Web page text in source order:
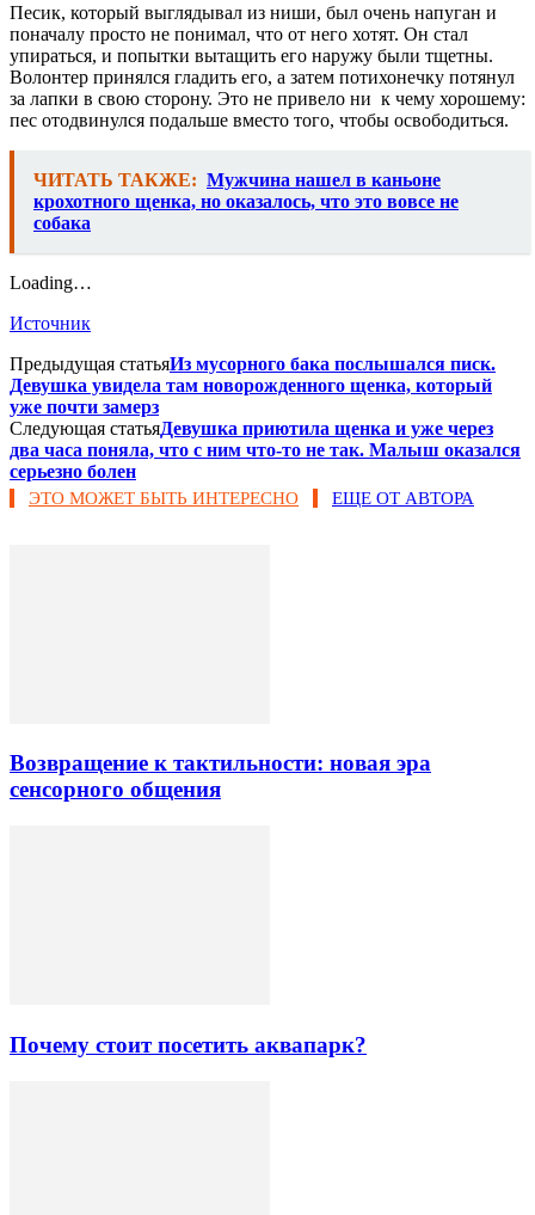
Песик, который выглядывал из ниши, был очень напуган и
поначалу просто не понимал, что от него хотят. Он стал
упираться, и попытки вытащить его наружу были тщетны.
Волонтер принялся гладить его, а затем потихонечку потянул
за лапки в свою сторону. Это не привело ни к чему хорошему:
пес отодвинулся подальше вместо того, чтобы освободиться.
ЧИТАТЬ ТАКЖЕ: Мужчина нашел в каньоне
крохотного щенка, но оказалось, что это вовсе не
собака
Loading…
Источник
Предыдущая статьяИз мусорного бака послышался писк.
Девушка увидела там новорожденного щенка, который
уже почти замерз
Следующая статьяДевушка приютила щенка и уже через
два часа поняла, что с ним что-то не так. Малыш оказался
серьезно болен
ЭТО МОЖЕТ БЫТЬ ИНТЕРЕСНО ЕЩЕ ОТ АВТОРА
Возвращение к тактильности: новая эра
сенсорного общения
Почему стоит посетить аквапарк?